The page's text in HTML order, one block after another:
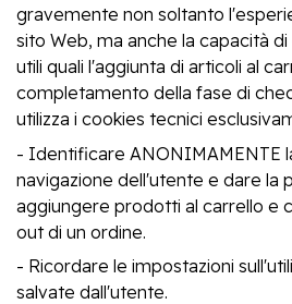
gravemente non soltanto
sito Web, ma anche la capacità
utili quali l'aggiunta di articoli al
completamento della fase di
utilizza i cookies tecnici
- Identificare ANONIMAMENTE
navigazione dell'utente e dare la
aggiungere prodotti al carrello e
out di un ordine.
- Ricordare le impostazioni
salvate dall'utente.